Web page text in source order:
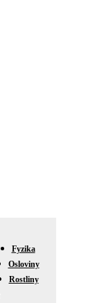
Fyzika
Osloviny
Rostliny